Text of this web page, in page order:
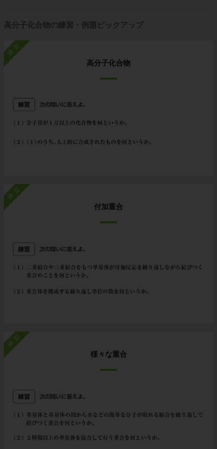
高分子化合物の練習・例題ピックアップ
練習
高分子化合物
練習
付加重合
練習
様々な重合